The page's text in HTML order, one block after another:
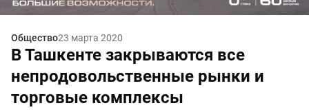
Общество23 марта 2020
В Ташкенте закрываются все
непродовольственные рынки и
торговые комплексы